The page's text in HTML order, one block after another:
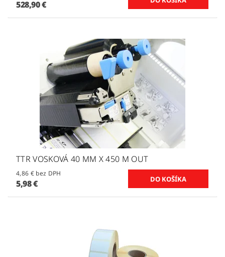
528,90 €
TTR VOSKOVÁ 40 MM X 450 M OUT
4,86 € bez DPH
5,98 €